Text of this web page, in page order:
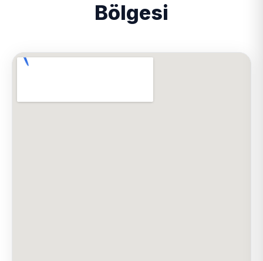
Bölgesi